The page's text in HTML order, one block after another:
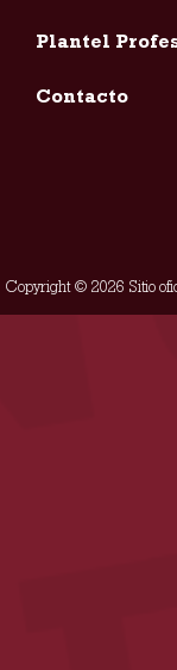
Plantel
Contacto
Copyright © 2026 Sitio